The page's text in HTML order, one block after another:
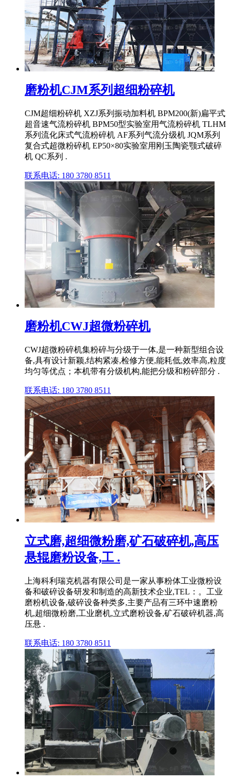
磨粉机CJM系列超细粉碎机
CJM超细粉碎机 XZJ系列振动加料机 BPM200(新)扁平式
超音速气流粉碎机 BPM50型实验室用气流粉碎机 TLHM
系列流化床式气流粉碎机 AF系列气流分级机 JQM系列
复合式超微粉碎机 EP50×80实验室用刚玉陶瓷颚式破碎
机 QC系列 .
联系电话: 180 3780 8511
磨粉机CWJ超微粉碎机
CWJ超微粉碎机集粉碎与分级于一体,是一种新型组合设
备,具有设计新颖,结构紧凑,检修方便,能耗低,效率高,粒度
均匀等优点；本机带有分级机构,能把分级和粉碎部分 .
联系电话: 180 3780 8511
立式磨,超细微粉磨,矿石破碎机,高压
悬辊磨粉设备,工 .
上海科利瑞克机器有限公司是一家从事粉体工业微粉设
备和破碎设备研发和制造的高新技术企业,TEL：。工业
磨粉机设备,破碎设备种类多,主要产品有三环中速磨粉
机,超细微粉磨,工业磨机,立式磨粉设备,矿石破碎机器,高
压悬 .
联系电话: 180 3780 8511